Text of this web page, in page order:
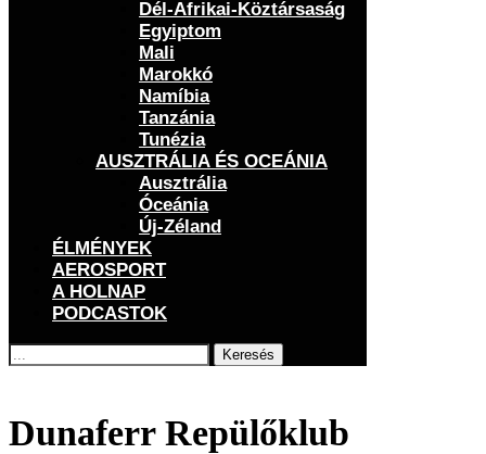
Dél-Afrikai-Köztársaság
Egyiptom
Mali
Marokkó
Namíbia
Tanzánia
Tunézia
AUSZTRÁLIA ÉS OCEÁNIA
Ausztrália
Óceánia
Új-Zéland
ÉLMÉNYEK
AEROSPORT
A HOLNAP
PODCASTOK
Keresés
Dunaferr Repülőklub